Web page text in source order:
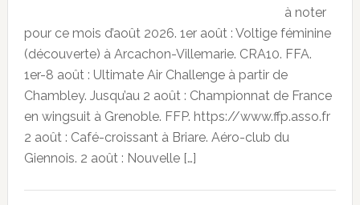
à noter
pour ce mois d’août 2026. 1er août : Voltige féminine
(découverte) à Arcachon-Villemarie. CRA10. FFA.
1er-8 août : Ultimate Air Challenge à partir de
Chambley. Jusqu’au 2 août : Championnat de France
en wingsuit à Grenoble. FFP. https://www.ffp.asso.fr
2 août : Café-croissant à Briare. Aéro-club du
Giennois. 2 août : Nouvelle […]